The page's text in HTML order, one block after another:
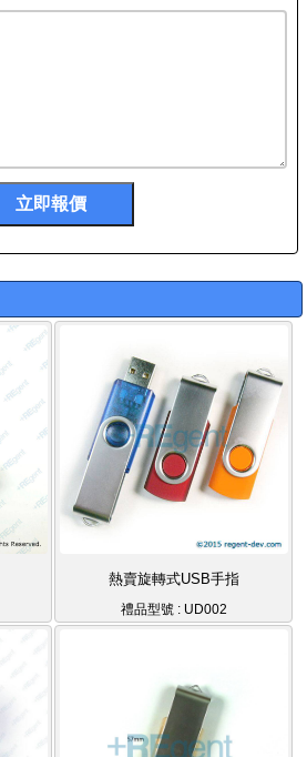
熱賣旋轉式USB手指
禮品型號 : UD002